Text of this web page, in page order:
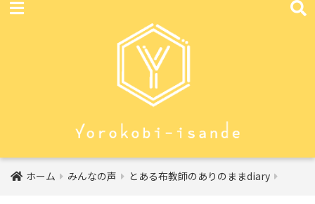
ホーム みんなの声 とある布教師のありのままdiary